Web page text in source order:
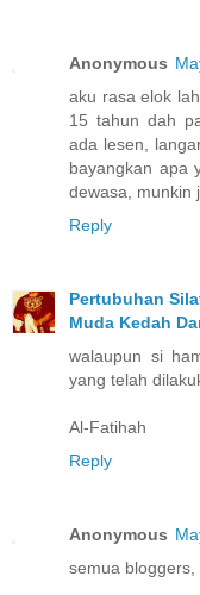
Anonymous
aku rasa elok
15 tahun dah
ada lesen,
bayangkan apa
dewasa, munkin
Reply
Pertubuhan
Muda Kedah
walaupun si
yang telah
Al-Fatihah
Reply
Anonymous
semua bloggers,